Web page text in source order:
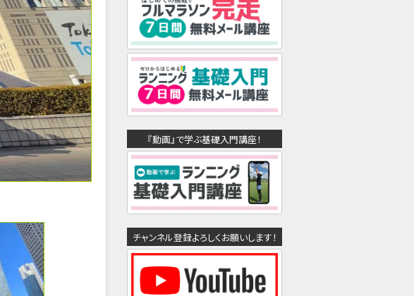
『動画』で学ぶ基礎入門講座！
チャンネル登録よろしくお願いします！